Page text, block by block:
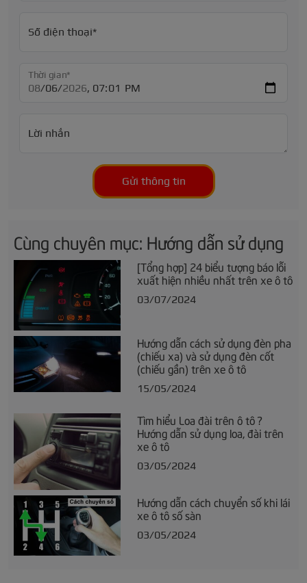
Số điện thoại*
Thời gian*
Lời nhắn
Gửi thông tin
Cùng chuyên mục: Hướng dẫn sử dụng
[Tổng hợp] 24 biểu tượng báo lỗi
xuất hiện nhiều nhất trên xe ô tô
03/07/2024
Hướng dẫn cách sử dụng đèn pha
(chiếu xa) và sử dụng đèn cốt
(chiếu gần) trên xe ô tô
15/05/2024
Tìm hiểu Loa đài trên ô tô ?
Hướng dẫn sử dụng loa, đài trên
xe ô tô
03/05/2024
Hướng dẫn cách chuyển số khi lái
xe ô tô số sàn
03/05/2024